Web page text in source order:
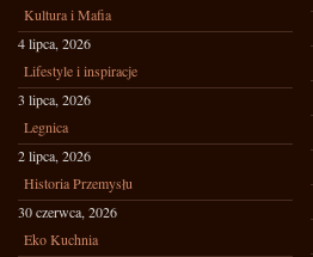
Kultura i Mafia
4 lipca, 2026
Lifestyle i inspiracje
3 lipca, 2026
Legnica
2 lipca, 2026
Historia Przemysłu
30 czerwca, 2026
Eko Kuchnia